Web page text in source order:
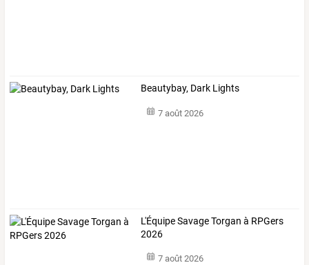
Beautybay, Dark Lights
7 août 2026
L'Équipe Savage Torgan à RPGers
2026
7 août 2026